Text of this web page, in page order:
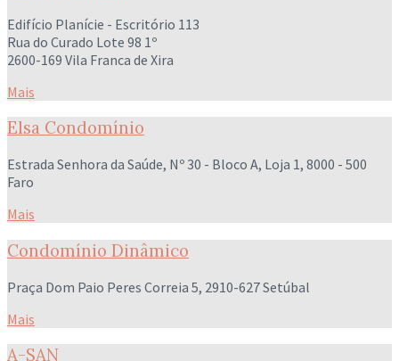
Edifício Planície - Escritório 113
Rua do Curado Lote 98 1º
2600-169 Vila Franca de Xira
Mais
Elsa Condomínio
Estrada Senhora da Saúde, Nº 30 - Bloco A, Loja 1, 8000 - 500
Faro
Mais
Condomínio Dinâmico
Praça Dom Paio Peres Correia 5, 2910-627 Setúbal
Mais
A-SAN